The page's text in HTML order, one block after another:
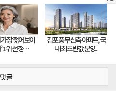
댓글